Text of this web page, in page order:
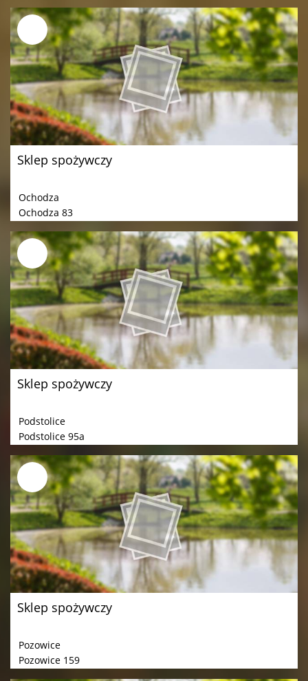
Sklep spożywczy
Ochodza
Ochodza 83
Sklep spożywczy
Podstolice
Podstolice 95a
Sklep spożywczy
Pozowice
Pozowice 159